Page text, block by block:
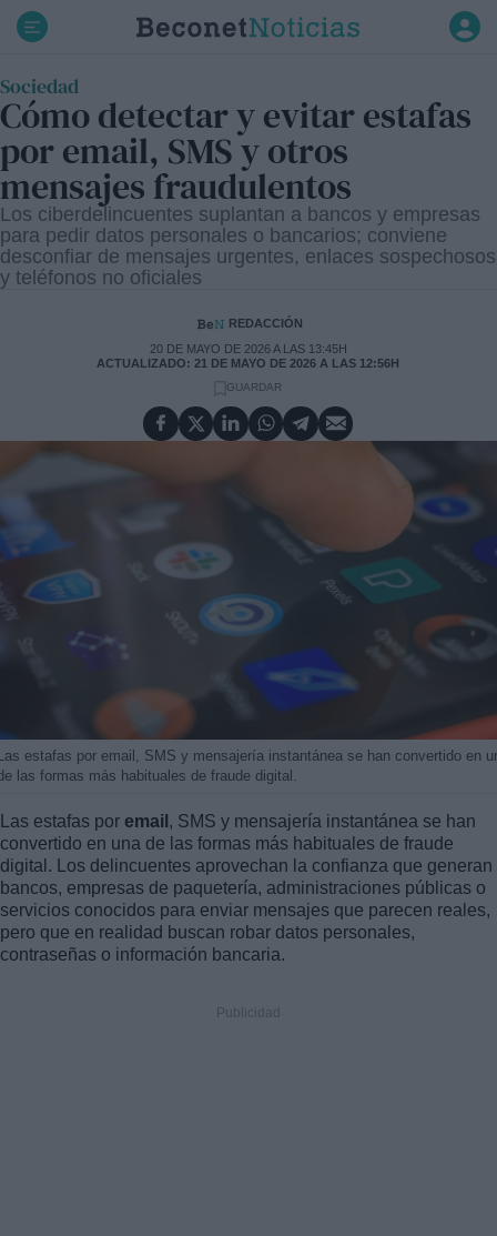
Sociedad
Cómo detectar y evitar estafas
por email, SMS y otros
mensajes fraudulentos
Los ciberdelincuentes suplantan a bancos y empresas
para pedir datos personales o bancarios; conviene
desconfiar de mensajes urgentes, enlaces sospechosos
y teléfonos no oficiales
REDACCIÓN
20 DE MAYO DE 2026 A LAS 13:45H
ACTUALIZADO: 21 DE MAYO DE 2026 A LAS 12:56H
GUARDAR
estafas por email, SMS y mensajería instantánea se han convertido en
las formas más habituales de fraude digital.
Las estafas por email , SMS y mensajería instantánea se han
convertido en una de las formas más habituales de fraude
digital. Los delincuentes aprovechan la confianza que generan
bancos, empresas de paquetería, administraciones públicas o
servicios conocidos para enviar mensajes que parecen reales,
pero que en realidad buscan robar datos personales,
contraseñas o información bancaria.